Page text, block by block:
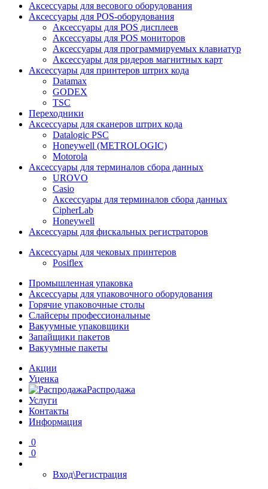
Аксессуары для весового оборудования
Аксессуары для POS-оборудования
Аксессуары для POS дисплеев
Аксессуары для POS мониторов
Аксессуары для программируемых клавиатур
Аксессуары для ридеров магнитных карт
Аксессуары для принтеров штрих кода
Datamax
GODEX
TSC
Переходники
Аксессуары для сканеров штрих кода
Datalogic PSC
Honeywell (METROLOGIC)
Motorola
Аксессуары для терминалов сбора данных
UROVO
Casio
Аксессуары для терминалов сбора данных
CipherLab
Honeywell
Аксессуары для фискальных регистраторов
Аксессуары для чековых принтеров
Posiflex
Промышленная упаковка
Аксессуары для упаковочного оборудования
Горячие упаковочные столы
Слайсеры профессиональные
Вакуумные упаковщики
Запайщики пакетов
Вакуумные пакеты
Акции
Уценка
Распродажа
Услуги
Контакты
Информация
0
0
Вход\Регистрация